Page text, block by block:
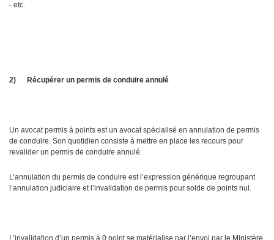
- etc.
2) Récupérer un permis de conduire annulé
Un avocat permis à points est un avocat spécialisé en annulation de permis
de conduire. Son quotidien consiste à mettre en place les recours pour
revalider un permis de conduire annulé.
L’annulation du permis de conduire est l’expression générique regroupant
l’annulation judiciaire et l’invalidation de permis pour solde de points nul.
L’invalidation d’un permis à 0 point se matérialise par l’envoi par le Ministère